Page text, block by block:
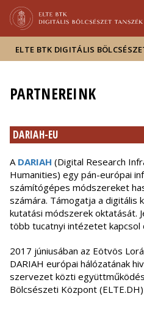
ELTE BTK DIGITÁLIS
PARTNEREINK
DARIAH-EU
A DARIAH (Digital Research
Humanities) egy pán-európai
számítógépes módszereket
számára. Támogatja a digitális
kutatási módszerek oktatását.
több tucatnyi intézetet kapcsol
2017 júniusában az Eötvös
DARIAH európai hálózatának
szervezet közti
Bölcsészeti Központ